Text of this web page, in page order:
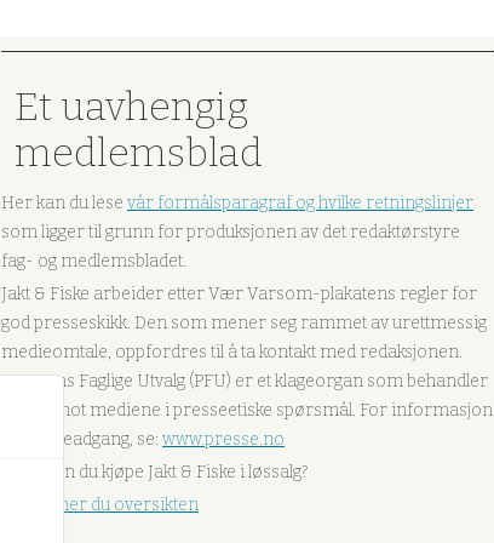
Et uavhengig
medlemsblad
Her kan du lese vår formålsparagraf og hvilke retningslinjer
som ligger til grunn for produksjonen av det redaktørstyre
fag- og medlemsbladet.
Jakt & Fiske arbeider etter Vær Varsom-plakatens regler for
god presseskikk. Den som mener seg rammet av urettmessig
medieomtale, oppfordres til å ta kontakt med redaksjonen.
Pressens Faglige Utvalg (PFU) er et klageorgan som behandler
klager mot mediene i presseetiske spørsmål. For informasjon
om klageadgang, se: www.presse.no
Hvor kan du kjøpe Jakt & Fiske i løssalg?
Her finner du oversikten